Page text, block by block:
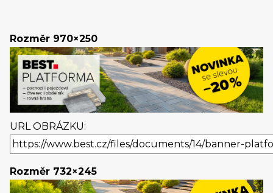
Rozměr 970×250
URL OBRÁZKU:
Rozměr 732×245